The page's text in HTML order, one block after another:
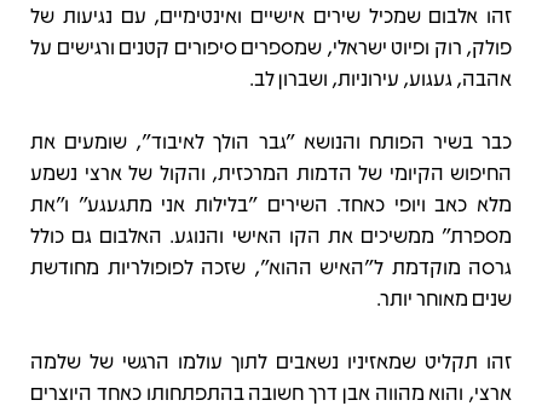
זהו אלבום שמכיל שירים אישיים ואינטימיים, עם נגיעות של
פולק, רוק ופיוט ישראלי, שמספרים סיפורים קטנים ורגישים על
אהבה, געגוע, עירוניות, ושברון לב.
כבר בשיר הפותח והנושא "גבר הולך לאיבוד", שומעים את
החיפוש הקיומי של הדמות המרכזית, והקול של ארצי נשמע
מלא כאב ויופי כאחד. השירים "בלילות אני מתגעגע" ו"את
מספרת" ממשיכים את הקו האישי והנוגע. האלבום גם כולל
גרסה מוקדמת ל"האיש ההוא", שזכה לפופולריות מחודשת
שנים מאוחר יותר.
זהו תקליט שמאזיניו נשאבים לתוך עולמו הרגשי של שלמה
ארצי, והוא מהווה אבן דרך חשובה בהתפתחותו כאחד היוצרים